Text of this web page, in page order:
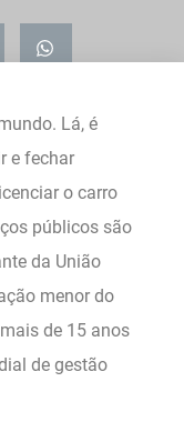
Lá, é
e fechar
o carro
públicos são
da União
menor do
de 15 anos
de gestão